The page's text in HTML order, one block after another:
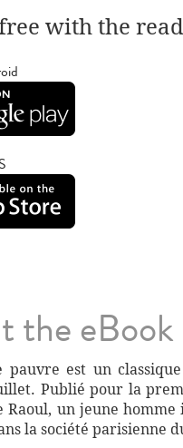
with the
the eBook
pauvre est un
Publié pour la
un jeune
la société parisienne